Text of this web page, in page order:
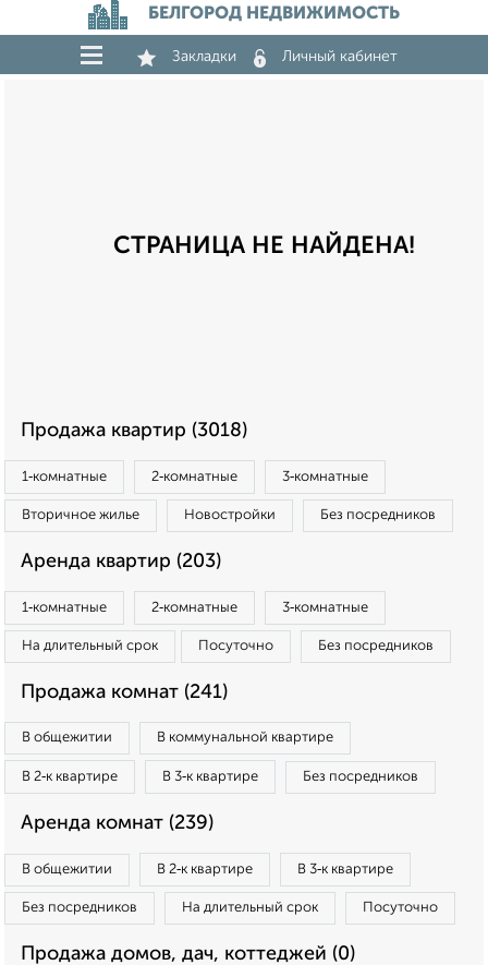
БЕЛГОРОД НЕДВИЖИМОСТЬ
Закладки Личный кабинет
СТРАНИЦА НЕ НАЙДЕНА!
Продажа квартир (3018)
1‑комнатные 2‑комнатные 3‑комнатные
Вторичное жилье Новостройки Без посредников
Аренда квартир (203)
1‑комнатные 2‑комнатные 3‑комнатные
На длительный срок Посуточно Без посредников
Продажа комнат (241)
В общежитии В коммунальной квартире
В 2‑к квартире В 3‑к квартире Без посредников
Аренда комнат (239)
В общежитии В 2‑к квартире В 3‑к квартире
Без посредников На длительный срок Посуточно
Продажа домов, дач, коттеджей (0)